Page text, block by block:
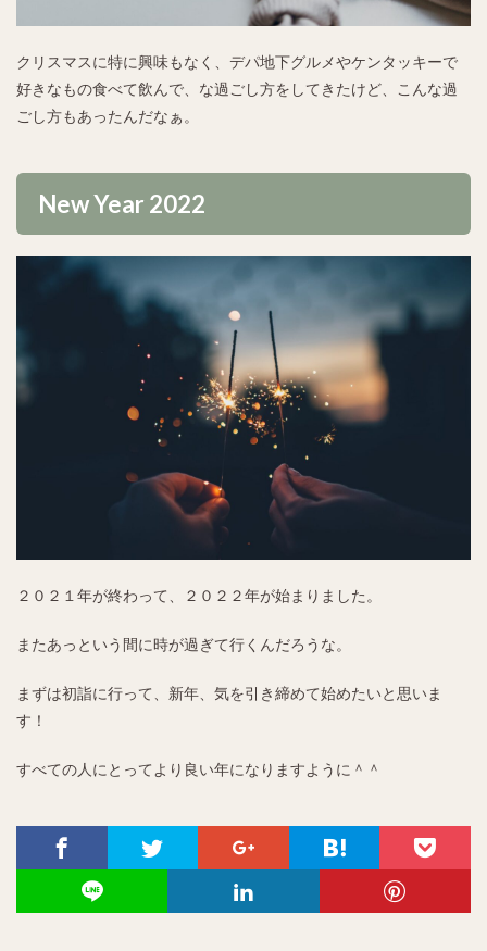
クリスマスに特に興味もなく、デパ地下グルメやケンタッキーで
好きなもの食べて飲んで、な過ごし方をしてきたけど、こんな過
ごし方もあったんだなぁ。
New Year 2022
２０２１年が終わって、２０２２年が始まりました。
またあっという間に時が過ぎて行くんだろうな。
まずは初詣に行って、新年、気を引き締めて始めたいと思いま
す！
すべての人にとってより良い年になりますように＾＾